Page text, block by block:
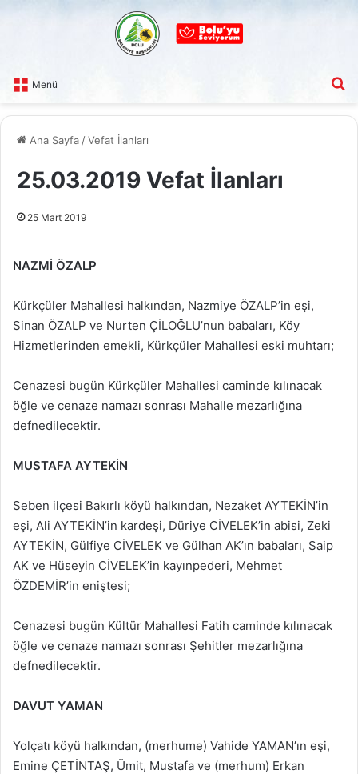
Menü
Ana Sayfa /Vefat İlanları
25.03.2019 Vefat İlanları
25 Mart 2019
NAZMİ ÖZALP
Kürkçüler Mahallesi halkından, Nazmiye ÖZALP’in eşi,
Sinan ÖZALP ve Nurten ÇİLOĞLU’nun babaları, Köy
Hizmetlerinden emekli, Kürkçüler Mahallesi eski muhtarı;
Cenazesi bugün Kürkçüler Mahallesi caminde kılınacak
öğle ve cenaze namazı sonrası Mahalle mezarlığına
defnedilecektir.
MUSTAFA AYTEKİN
Seben ilçesi Bakırlı köyü halkından, Nezaket AYTEKİN’in
eşi, Ali AYTEKİN’in kardeşi, Düriye CİVELEK’in abisi, Zeki
AYTEKİN, Gülfiye CİVELEK ve Gülhan AK’ın babaları, Saip
AK ve Hüseyin CİVELEK’in kayınpederi, Mehmet
ÖZDEMİR’in eniştesi;
Cenazesi bugün Kültür Mahallesi Fatih caminde kılınacak
öğle ve cenaze namazı sonrası Şehitler mezarlığına
defnedilecektir.
DAVUT YAMAN
Yolçatı köyü halkından, (merhume) Vahide YAMAN’ın eşi,
Emine ÇETİNTAŞ, Ümit, Mustafa ve (merhum) Erkan